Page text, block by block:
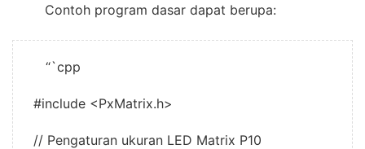
Contoh program dasar dapat berupa:
“`cpp
#include <PxMatrix.h>
// Pengaturan ukuran LED Matrix P10